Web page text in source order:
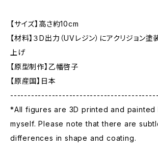
【サイズ】高さ約10cm
【材料】３D出力（UVレジン）にアクリジョン
上げ
【原型制作】乙幡啓子
【原産国】日本
-------------------------------------------
*All figures are 3D printed and painted
myself. Please note that there are
differences in shape and coating.